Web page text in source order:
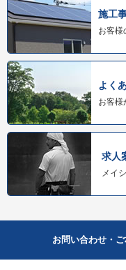
施工
お客様
よく
お客様
求人
メイ
お問い合わせ・